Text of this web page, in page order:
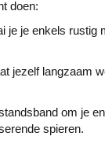
doen:
je je enkels
jezelf langzaam
om je
spieren.